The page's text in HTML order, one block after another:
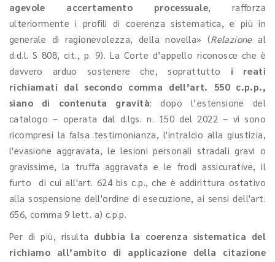
agevole accertamento processuale, rafforza
ulteriormente i profili di coerenza sistematica, e più in
generale di ragionevolezza, della novella» (Relazioneal
d.d.l. S 808, cit., p. 9). La Corte d’appello riconosce che è
davvero arduo sostenere che, soprattutto i reati
richiamati dal secondo comma dell’art. 550 c.p.p.,
siano di contenuta gravità:
dopo l’estensione del
catalogo – operata dal d.lgs. n. 150 del 2022 – vi sono
ricompresi la falsa testimonianza, l'intralcio alla giustizia,
l'evasione aggravata, le lesioni personali stradali gravi o
gravissime, la truffa aggravata e le frodi assicurative, il
furto di cui all'art. 624 bis c.p., che è addirittura ostativo
alla sospensione dell'ordine di esecuzione, ai sensi dell'art.
656, comma 9 lett. a) c.p.p.
Per di più, risulta dubbia la coerenza sistematica del
richiamo all’ambito di applicazione della citazione